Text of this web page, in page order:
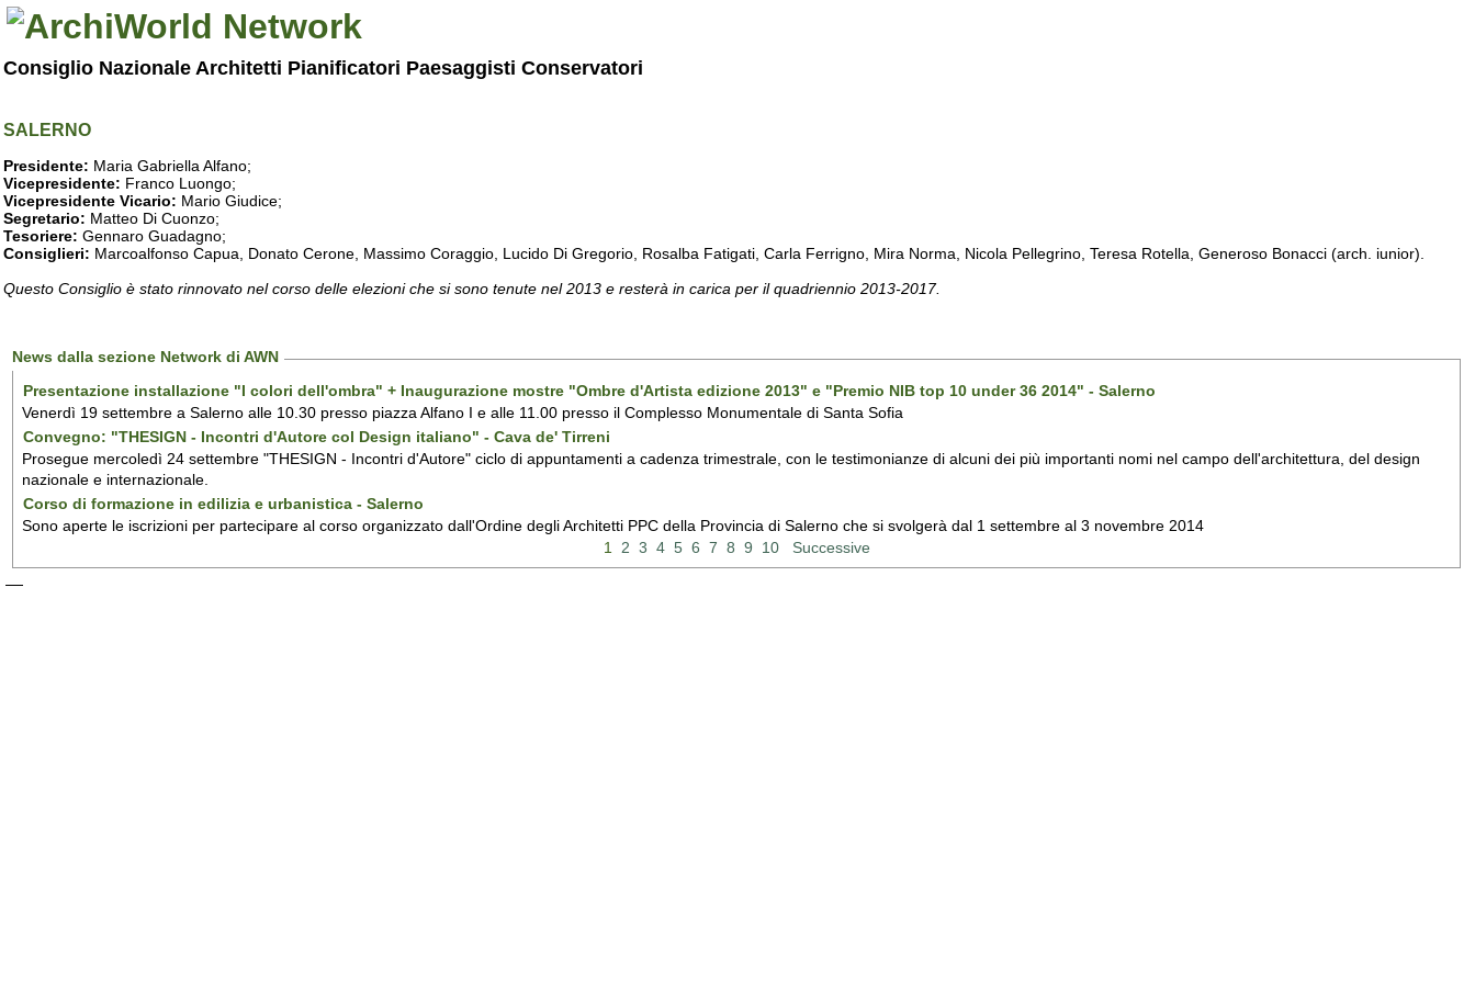
Consiglio Nazionale Architetti Pianificatori Paesaggisti Conservatori
SALERNO
Presidente: Maria Gabriella Alfano;
Vicepresidente: Franco Luongo;
Vicepresidente Vicario: Mario Giudice;
Segretario: Matteo Di Cuonzo;
Tesoriere: Gennaro Guadagno;
Consiglieri: Marcoalfonso Capua, Donato Cerone, Massimo Coraggio, Lucido Di Gregorio, Rosalba Fatigati, Carla Ferrigno, Mira Norma, Nicola Pellegrino, Teresa Rotella, Generoso Bonacci (arch. iunior).
Questo Consiglio è stato rinnovato nel corso delle elezioni che si sono tenute nel 2013 e resterà in carica per il quadriennio 2013-2017.
News dalla sezione Network di AWN
Presentazione installazione "I colori dell'ombra" + Inaugurazione mostre "Ombre d'Artista edizione 2013" e "Premio NIB top 10 under 36 2014" - Salerno
Venerdì 19 settembre a Salerno alle 10.30 presso piazza Alfano I e alle 11.00 presso il Complesso Monumentale di Santa Sofia
Convegno: "THESIGN - Incontri d'Autore col Design italiano" - Cava de' Tirreni
Prosegue mercoledì 24 settembre "THESIGN - Incontri d'Autore" ciclo di appuntamenti a cadenza trimestrale, con le testimonianze di alcuni dei più importanti nomi nel campo dell'architettura, del design
nazionale e internazionale.
Corso di formazione in edilizia e urbanistica - Salerno
Sono aperte le iscrizioni per partecipare al corso organizzato dall'Ordine degli Architetti PPC della Provincia di Salerno che si svolgerà dal 1 settembre al 3 novembre 2014
1
2 3 4 5 6 7 8 9 10 Successive